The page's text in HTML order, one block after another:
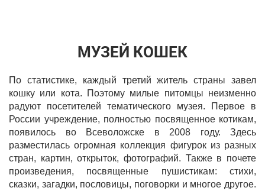
МУЗЕЙ КОШЕК
По статистике, каждый третий житель страны завел
кошку или кота. Поэтому милые питомцы неизменно
радуют посетителей тематического музея. Первое в
России учреждение, полностью посвященное котикам,
появилось во Всеволожске в 2008 году. Здесь
разместилась огромная коллекция фигурок из разных
стран, картин, открыток, фотографий. Также в почете
произведения, посвященные пушистикам: стихи,
сказки, загадки, пословицы, поговорки и многое другое.